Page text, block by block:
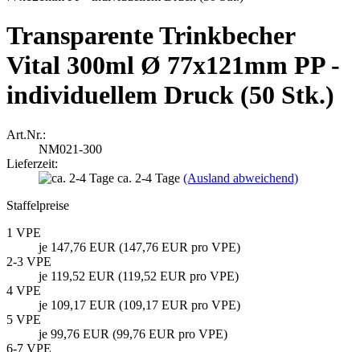
Transparente Trinkbecher
Vital 300ml Ø 77x121mm PP -
individuellem Druck (50 Stk.)
Art.Nr.:
NM021-300
Lieferzeit:
ca. 2-4 Tage (Ausland abweichend)
Staffelpreise
1 VPE
je 147,76 EUR (147,76 EUR pro VPE)
2-3 VPE
je 119,52 EUR (119,52 EUR pro VPE)
4 VPE
je 109,17 EUR (109,17 EUR pro VPE)
5 VPE
je 99,76 EUR (99,76 EUR pro VPE)
6-7 VPE